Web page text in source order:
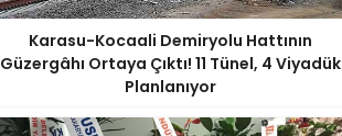
Karasu-Kocaali Demiryolu Hattının
Güzergâhı Ortaya Çıktı! 11 Tünel, 4 Viyadük
Planlanıyor